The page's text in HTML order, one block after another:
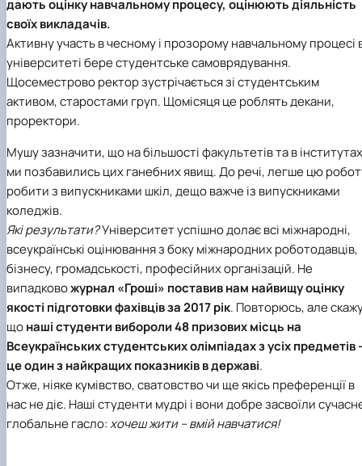
дають оцінку навчальному процесу, оцінюють діяльність
своїх викладачів.
Активну участь в чесному і прозорому навчальному процесі
університеті бере студентське самоврядування.
Щосеместрово ректор зустрічається зі студентським
активом, старостами груп. Щомісяця це роблять декани,
проректори.
Мушу зазначити, що на більшості факультетів та в інститутах
ми позбавились цих ганебних явищ. До речі, легше цю
робити з випускниками шкіл, дещо важче із випускниками
коледжів.
Які результати?Університет успішно долає всі міжнародні,
всеукраїнські оцінювання з боку міжнародних роботодавців,
бізнесу, громадськості, професійних організацій. Не
випадковожурнал «Гроші» поставив нам найвищу оцінку
якості підготовки фахівців за 2017 рік. Повторюсь, але
щонаші студенти вибороли 48 призових місць на
Всеукраїнських студентських олімпіадах з усіх предметів
це один з найкращих показників в державі.
Отже, ніяке кумівство, сватовство чи ще якісь преференції в
нас не діє. Наші студенти мудрі і вони добре засвоїли
глобальне гасло:хочеш жити – вмій навчатися!